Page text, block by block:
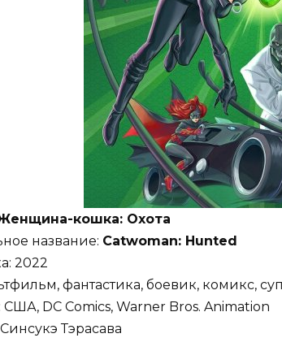
кошка: Охота
название: Catwoman: Hunted
2022
фантастика, боевик, комикс,
DC Comics, Warner Bros. Animation
Тэрасава